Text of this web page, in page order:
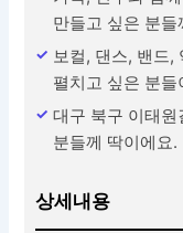
만들고 싶은 분들
보컬, 댄스, 밴드,
펼치고 싶은 분
대구 북구 이태
분들께 딱이에요.
상세내용